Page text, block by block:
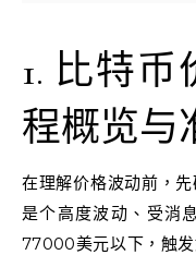
1. 比特
程概览与
在理解价格波动前，
是个高度波动、受消
77000美元以下，触